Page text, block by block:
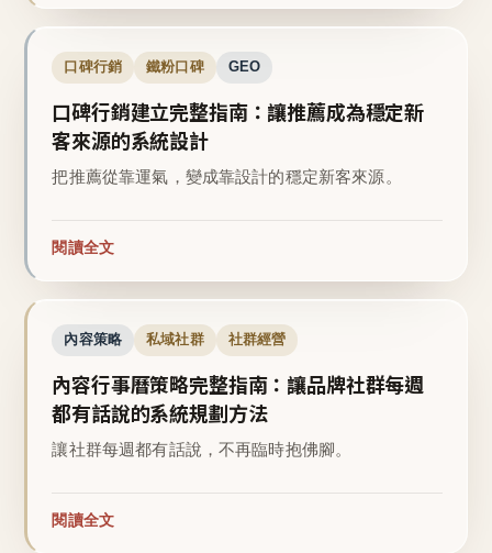
口碑行銷 鐵粉口碑 GEO
口碑行銷建立完整指南：讓推薦成為穩定新
客來源的系統設計
把推薦從靠運氣，變成靠設計的穩定新客來源。
閱讀全文
內容策略 私域社群 社群經營
內容行事曆策略完整指南：讓品牌社群每週
都有話說的系統規劃方法
讓社群每週都有話說，不再臨時抱佛腳。
閱讀全文